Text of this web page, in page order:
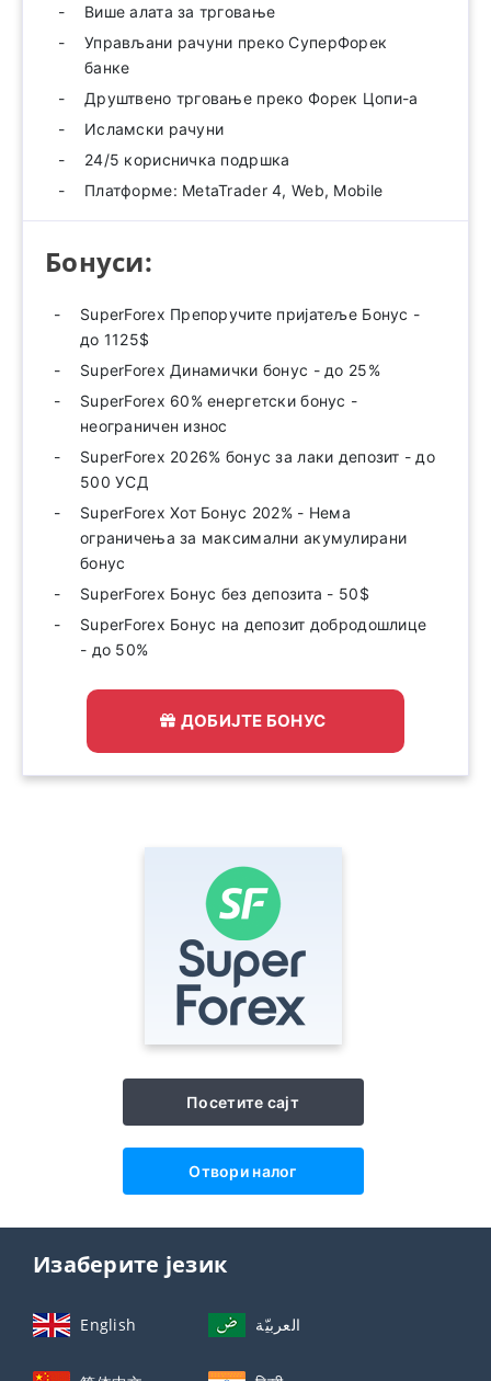
Више алата за трговање
Управљани рачуни преко СуперФорек
банке
Друштвено трговање преко Форек Цопи-а
Исламски рачуни
24/5 корисничка подршка
Платформе: MetaTrader 4, Web, Mobile
Бонуси:
SuperForex Препоручите пријатеље Бонус -
до 1125$
SuperForex Динамички бонус - до 25%
SuperForex 60% енергетски бонус -
неограничен износ
SuperForex 2026% бонус за лаки депозит - до
500 УСД
SuperForex Хот Бонус 202% - Нема
ограничења за максимални акумулирани
бонус
SuperForex Бонус без депозита - 50$
SuperForex Бонус на депозит добродошлице
- до 50%
ДОБИЈТЕ БОНУС
Посетите сајт
Отвори налог
Изаберите језик
English العربيّة